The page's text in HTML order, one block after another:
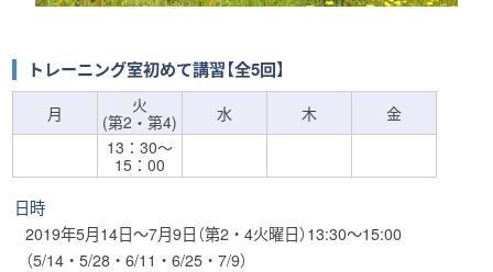
トレーニング室初めて講習【全5回】
月
火
(第2・第4)
水 木
金
13：30～
15：00
日時
2019年5月14日～7月9日（第2・4火曜日）13:30～15:00
（5/14・5/28・6/11・6/25・7/9）